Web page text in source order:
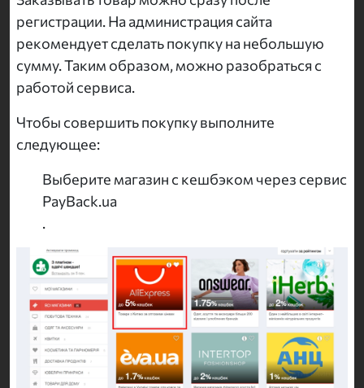
регистрации. На администрация сайта
рекомендует сделать покупку на небольшую
сумму. Таким образом, можно разобраться с
работой сервиса.
Чтобы совершить покупку выполните
следующее:
Выберите магазин с кешбэком через сервис
PayBack.ua
.